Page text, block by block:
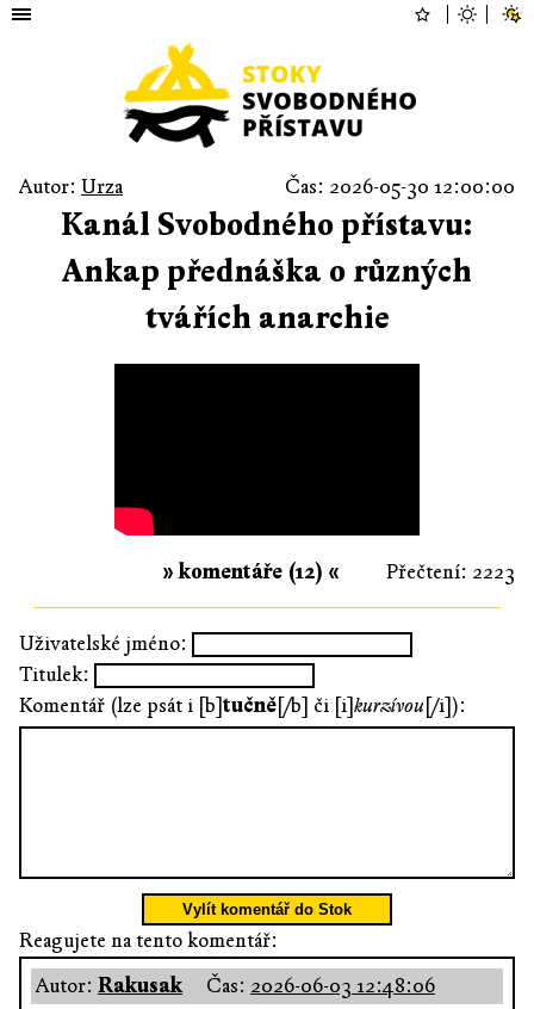
Autor: Urza Čas: 2026-05-30 12:00:00
Kanál Svobodného přístavu:
Ankap přednáška o různých
tvářích anarchie
Přečtení: 2223
» komentáře (12) «
Uživatelské jméno:
Titulek:
Komentář (lze psát i [b]tučně[/b] či [i]kurzívou[/i]):
Vylít komentář do Stok
Reagujete na tento komentář:
Autor: Rakusak Čas: 2026-06-03 12:48:06